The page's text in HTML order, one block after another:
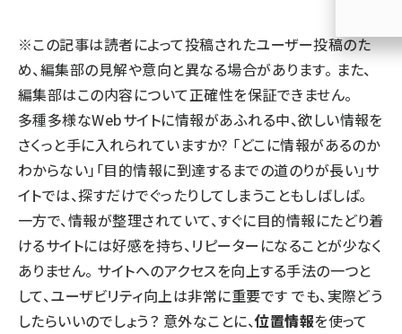
meo (1274)
llmo (1160)
※この記事は読者によって投稿されたユーザー投稿のた
め、編集部の見解や意向と異なる場合があります。 また、
編集部はこの内容について正確性を保証できません。
多種多様なWebサイトに情報があふれる中、欲しい情報を
さくっと手に入れられていますか? 「どこに情報があるのか
わからない」「目的情報に到達するまでの道のりが長い」サ
イトでは、探すだけでぐったりしてしまうこともしばしば。
一方で、情報が整理されていて、すぐに目的情報にたどり着
けるサイトには好感を持ち、リピーターになることが少なく
ありません。 サイトへのアクセスを向上する手法の一つと
して、ユーザビリティ向上は非常に重要です でも、実際どう
したらいいのでしょう？ 意外なことに、位置情報を使って